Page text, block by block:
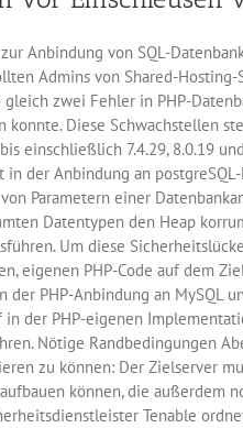
Anbindung von SQL-
Admins von Shared-Hosting-
zwei Fehler in PHP-
konnte. Diese Schwachstellen
einschließlich 7.4.29, 8.0.19
der Anbindung an
Parametern einer
Datentypen den Heap
Um diese
eigenen PHP-Code auf dem
PHP-Anbindung an MySQL
der PHP-eigenen
Nötige Randbedingungen
zu können: Der Zielserver
können, die außerdem
Tenable